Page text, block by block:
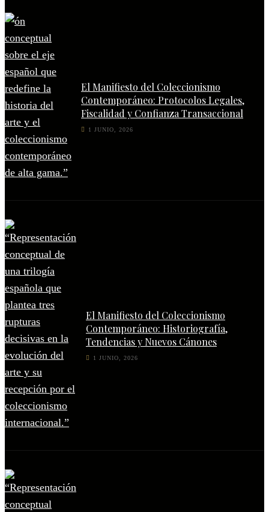
El Manifiesto del Coleccionismo
Contemporáneo: Protocolos Legales,
Fiscalidad y Confianza Transaccional
1 JUNIO, 2026
El Manifiesto del Coleccionismo
Contemporáneo: Historiografía,
Tendencias y Nuevos Cánones
1 JUNIO, 2026